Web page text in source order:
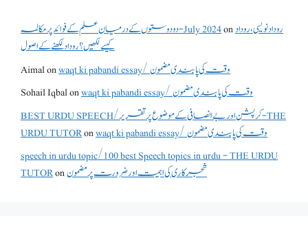
دو دوستوں کے درمیان علم کے فوائد پر مکالمہ - July 2024onروداد نویسی ،روداد
کیسے لکھیں؟ روداد لکھنے کے اصول
Aimalon
waqt ki pabandi essay/ وقت کی پابندی مضمون
Sohail Iqbalon
waqt ki pabandi essay/ وقت کی پابندی مضمون
BEST URDU SPEECH/کرپشن اور بے انصافی کے موضوع پر تقریر - THE
URDU TUTORon
waqt ki pabandi essay/ وقت کی پابندی مضمون
speech in urdu topic/100 best Speech topics in urdu - THE URDU
TUTORonشجرکاری کی اہمیت اور ضرورت پر مضمون